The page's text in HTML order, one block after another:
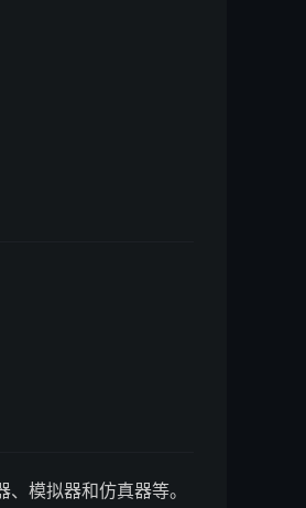
模拟器和仿真器等。